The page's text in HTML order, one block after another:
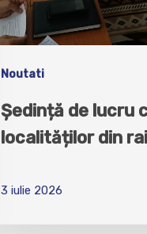
Noutati
Ședință de lucru
localităților din
3 iulie 2026